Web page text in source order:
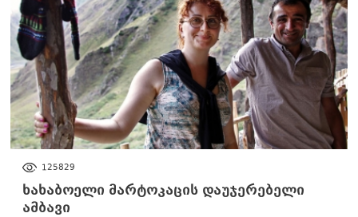
125829
ხახაბოელი მარტოკაცის დაუჯერებელი
ამბავი